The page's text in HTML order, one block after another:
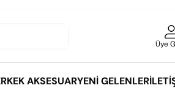
Üye
AKSESUARYENI GELENLER